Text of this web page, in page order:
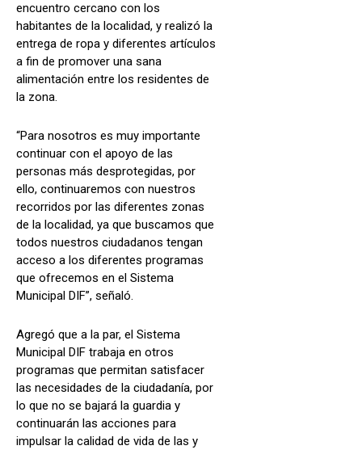
encuentro cercano con los
habitantes de la localidad, y realizó la
entrega de ropa y diferentes artículos
a fin de promover una sana
alimentación entre los residentes de
la zona.
“Para nosotros es muy importante
continuar con el apoyo de las
personas más desprotegidas, por
ello, continuaremos con nuestros
recorridos por las diferentes zonas
de la localidad, ya que buscamos que
todos nuestros ciudadanos tengan
acceso a los diferentes programas
que ofrecemos en el Sistema
Municipal DIF”, señaló.
Agregó que a la par, el Sistema
Municipal DIF trabaja en otros
programas que permitan satisfacer
las necesidades de la ciudadanía, por
lo que no se bajará la guardia y
continuarán las acciones para
impulsar la calidad de vida de las y